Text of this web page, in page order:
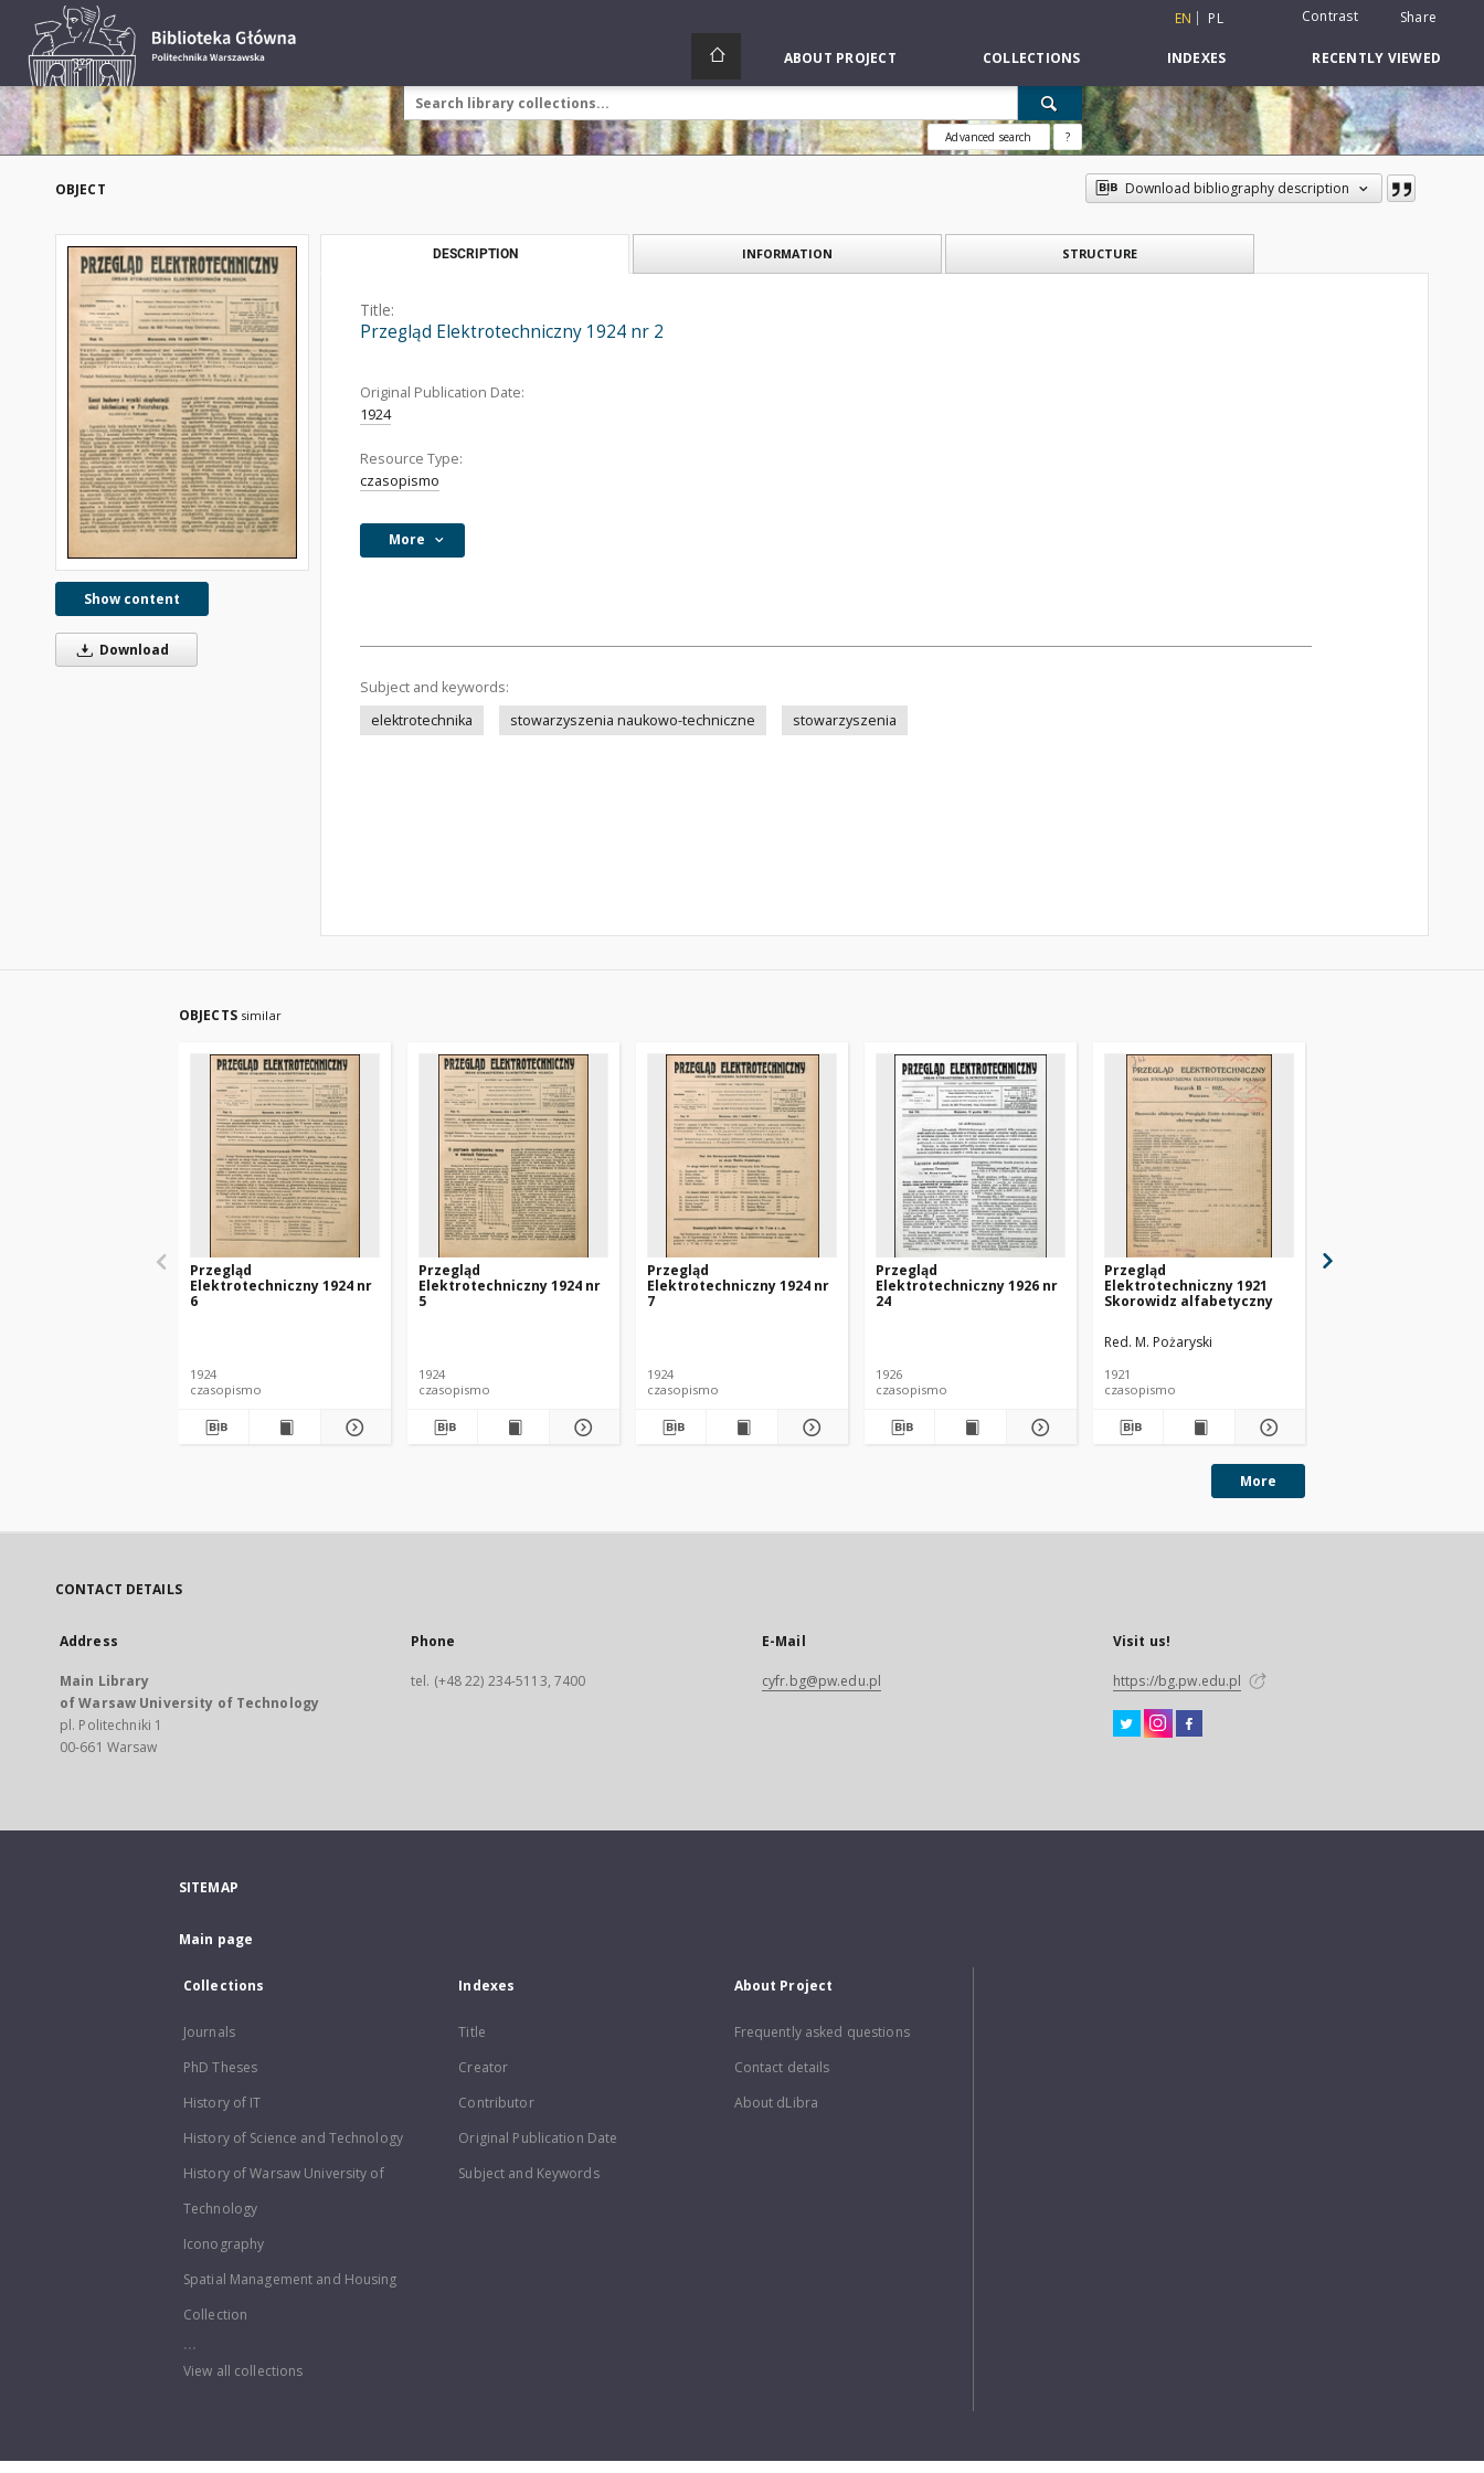
EN PL Contrast Share
ABOUT PROJECT COLLECTIONS INDEXES RECENTLY VIEWED
Advanced search ?
OBJECT Download bibliography description
Show content
Download
DESCRIPTION INFORMATION STRUCTURE
Title:
Przegląd Elektrotechniczny 1924 nr 2
Original Publication Date:
1924
Resource Type:
czasopismo
More
Subject and keywords:
elektrotechnika
stowarzyszenia naukowo-techniczne stowarzyszenia
OBJECTS similar
Przegląd
Elektrotechniczny 1924 nr
6
1924
czasopismo
Przegląd
Elektrotechniczny 1924 nr
5
1924
czasopismo
Przegląd
Elektrotechniczny 1924 nr
7
1924
czasopismo
Przegląd
Elektrotechniczny 1926 nr
24
1926
czasopismo
Przegląd
Elektrotechniczny 1921
Skorowidz alfabetyczny
Red. M. Pożaryski
1921
czasopismo
More
CONTACT DETAILS
Address
Main Library
of Warsaw University of Technology
pl. Politechniki 1
00-661 Warsaw
Phone
tel. (+48 22) 234-5113, 7400
E-Mail
cyfr.bg@pw.edu.pl
Visit us!
https://bg.pw.edu.pl
SITEMAP
Main page
Collections
Journals
PhD Theses
History of IT
History of Science and Technology
History of Warsaw University of
Technology
Iconography
Spatial Management and Housing
Collection
...
View all collections
Indexes
Title
Creator
Contributor
Original Publication Date
Subject and Keywords
About Project
Frequently asked questions
Contact details
About dLibra